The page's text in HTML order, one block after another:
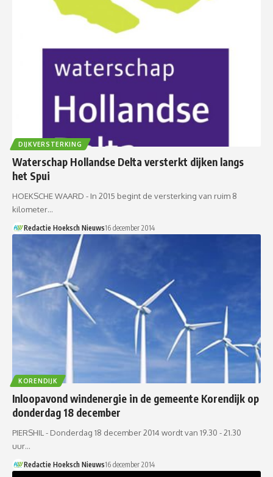
DIJKVERSTERKING
Waterschap Hollandse Delta versterkt dijken langs
het Spui
HOEKSCHE WAARD - In 2015 begint de versterking van ruim 8
kilometer…
Redactie Hoeksch Nieuws16 december 2014
KORENDIJK
Inloopavond windenergie in de gemeente Korendijk op
donderdag 18 december
PIERSHIL - Donderdag 18 december 2014 wordt van 19.30 - 21.30
uur…
Redactie Hoeksch Nieuws16 december 2014